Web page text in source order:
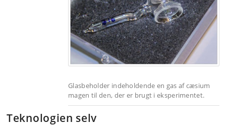
Glasbeholder indeholdende en gas af cæsium
magen til den, der er brugt i eksperimentet.
Teknologien selv